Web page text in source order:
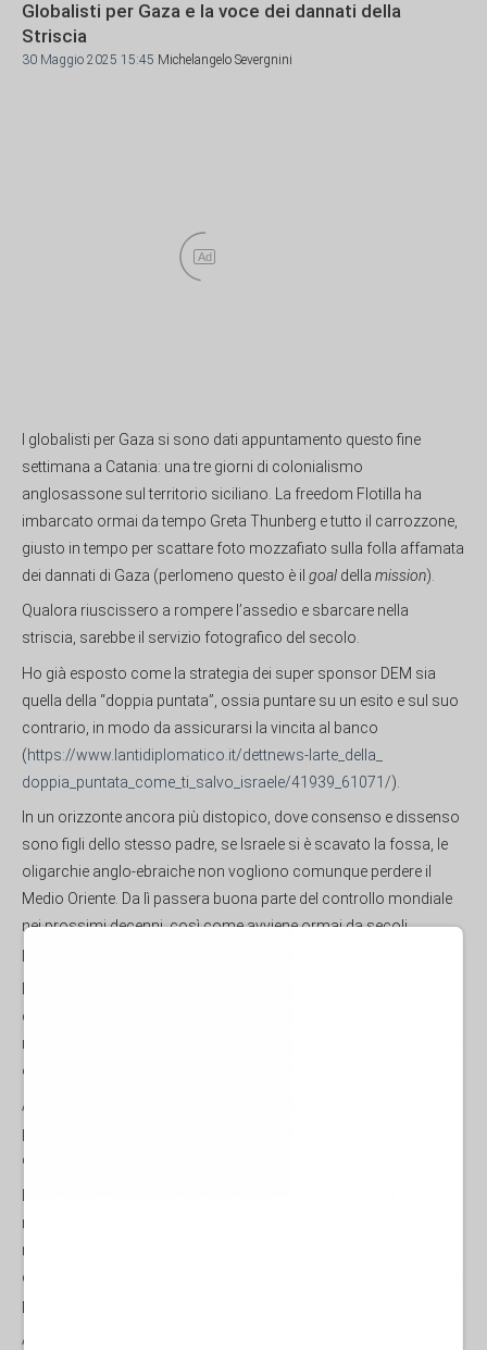
Globalisti per Gaza e la voce dei dannati della
Striscia
30 Maggio 2025 15:45 Michelangelo Severgnini
Ad
I globalisti per Gaza si sono dati appuntamento questo fine
settimana a Catania: una tre giorni di colonialismo
anglosassone sul territorio siciliano. La freedom Flotilla ha
imbarcato ormai da tempo Greta Thunberg e tutto il carrozzone,
giusto in tempo per scattare foto mozzafiato sulla folla affamata
dei dannati di Gaza (perlomeno questo è il goal della mission).
Qualora riuscissero a rompere l’assedio e sbarcare nella
striscia, sarebbe il servizio fotografico del secolo.
Ho già esposto come la strategia dei super sponsor DEM sia
quella della “doppia puntata”, ossia puntare su un esito e sul suo
contrario, in modo da assicurarsi la vincita al banco
(https://www.lantidiplomatico. it/dettnews-larte_della_
doppia_puntata_come_ti_salvo_ israele/41939_61071/).
In un orizzonte ancora più distopico, dove consenso e dissenso
sono figli dello stesso padre, se Israele si è scavato la fossa, le
oligarchie anglo-ebraiche non vogliono comunque perdere il
Medio Oriente. Da lì passera buona parte del controllo mondiale
nei prossimi decenni, così come avviene ormai da secoli,
perlomeno dall’apertura del canale di Suez.
chissà magari spinto a sciogliersi in un’entità a Stato unico bi-
nazionale (come corre la nostra fantasia!!!), anche chi gli resiste
oggi dovrà far parte dell’emisfero anglo-americano.
A questo servono le numerose e nutrite comunità arabe e
palestinesi negli Stati Uniti che guidano, non da sole, esperimenti
come quelli della Freedom Flotilla.
migrazione africana verso l’Europa. Si chiama “principio di
necessità”. Per quanto in questo caso sottoposto a distorsione
centrifuga. Chi sta per annegare va salvato, poche storie. Sì, però
poi manca sempre la resa dei conti: chi ce l’ha spinto in mare?
A Gaza sta avvenendo lo stesso: il massacro deve finire, gli aiuti